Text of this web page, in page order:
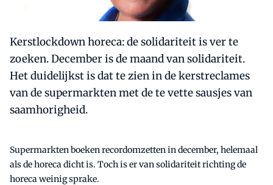
Kerstlockdown horeca: de solidariteit is ver te
zoeken. December is de maand van solidariteit.
Het duidelijkst is dat te zien in de kerstreclames
van de supermarkten met de te vette sausjes van
saamhorigheid.
Supermarkten boeken recordomzetten in december, helemaal
als de horeca dicht is. Toch is er van solidariteit richting de
horeca weinig sprake.